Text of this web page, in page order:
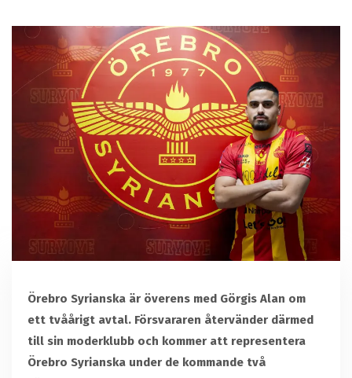
Örebro Syrianska är överens med Görgis Alan om
ett tvåårigt avtal. Försvararen återvänder därmed
till sin moderklubb och kommer att representera
Örebro Syrianska under de kommande två